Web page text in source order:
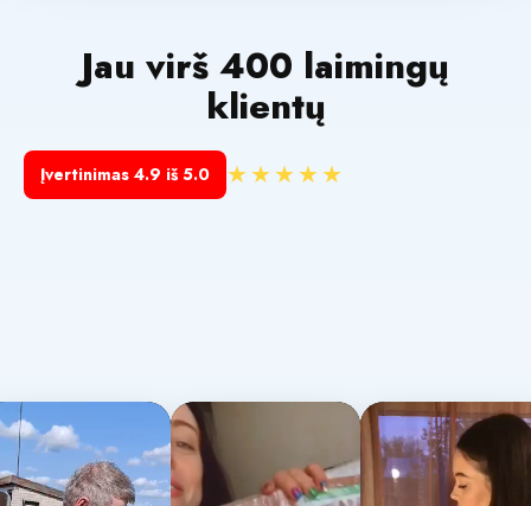
Jau virš 400 laimingų
klientų
Įvertinimas 4.9 iš 5.0 ★★★★★